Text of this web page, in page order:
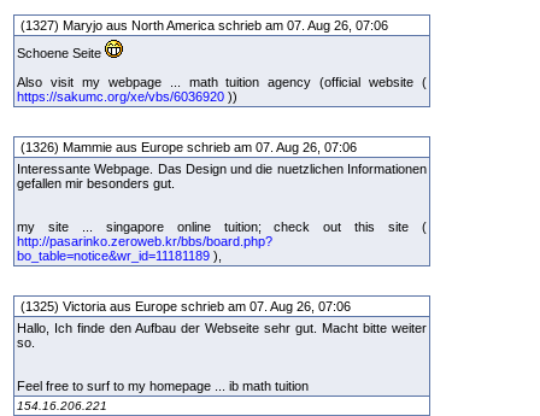
(1327) Maryjo aus North America schrieb am 07. Aug 26, 07:06
Schoene Seite
Also visit my webpage ... math tuition agency (official website (
https://sakumc.org/xe/vbs/6036920 ))
(1326) Mammie aus Europe schrieb am 07. Aug 26, 07:06
Interessante Webpage. Das Design und die nuetzlichen Informationen
gefallen mir besonders gut.
my site ... singapore online tuition; check out this site (
http://pasarinko.zeroweb.kr/bbs/board.php?
bo_table=notice&wr_id=11181189 ),
(1325) Victoria aus Europe schrieb am 07. Aug 26, 07:06
Hallo, Ich finde den Aufbau der Webseite sehr gut. Macht bitte weiter
so.
Feel free to surf to my homepage ... ib math tuition
154.16.206.221